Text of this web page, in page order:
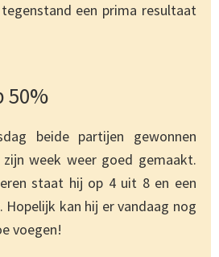
een prima resultaat
50%
beide partijen gewonnen
week weer goed gemaakt.
staat hij op 4 uit 8 en een
kan hij er vandaag nog
voegen!